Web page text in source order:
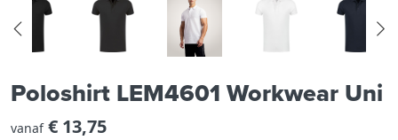
Poloshirt LEM4601 Workwear Uni
vanaf€ 13,75